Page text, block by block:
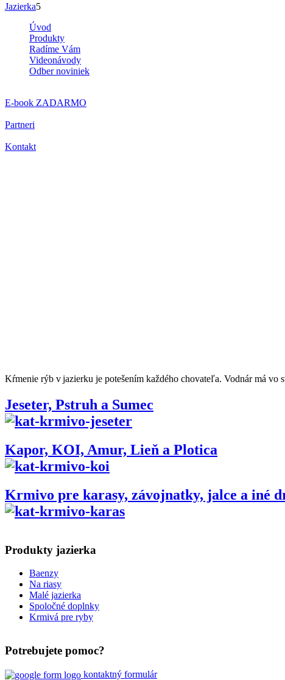
Jazierka5
Úvod
Produkty
Radíme Vám
Videonávody
Odber noviniek
E-book ZADARMO
Partneri
Kontakt
Kŕmenie rýb v jazierku je potešením každého chovateľa. Vodnár má
Jeseter, Pstruh a Sumec
Kapor, KOI, Amur, Lieň a Plotica
Krmivo pre karasy, závojnatky, jalce a iné
Produkty jazierka
Baenzy
Na riasy
Malé jazierka
Spoločné doplnky
Krmivá pre ryby
Potrebujete pomoc?
kontaktný formulár